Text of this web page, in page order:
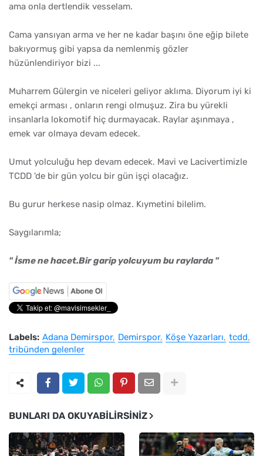
ama onla dertlendik vesselam.
Cama yansıyan arma ve her ne kadar başını öne eğip bilete
bakıyormuş gibi yapsa da nemlenmiş gözler
hüzünlendiriyor bizi ...
Muharrem Gülergin ve niceleri geliyor aklıma. Diyorum iyi ki
emekçi arması , onların rengi olmuşuz. Zira bu yürekli
insanlarla lokomotif hiç durmayacak. Raylar aşınmaya ,
emek var olmaya devam edecek.
Umut yolculuğu hep devam edecek. Mavi ve Lacivertimizle
TCDD 'de bir gün yolcu bir gün işçi olacağız.
Bu gurur herkese nasip olmaz. Kıymetini bilelim.
Saygılarımla;
" İsme ne hacet.Bir garip yolcuyum bu raylarda "
Labels: Adana Demirspor Demirspor Köşe Yazarları tcdd
tribünden gelenler
BUNLARI DA OKUYABILIRSINIZ